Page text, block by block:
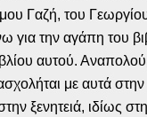
Γαζή, του
για την αγάπη του
αυτού.
με αυτά στην
ξενητειά, ιδίως